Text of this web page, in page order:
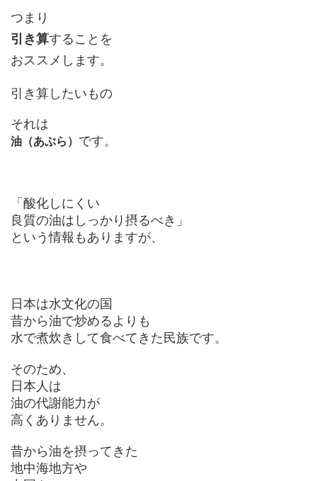
つまり
引き算することを
おススメします。
引き算したいもの
それは
油（あぶら） です。
「酸化しにくい
良質の油はしっかり摂るべき」
という情報もありますが、
日本は水文化の国
昔から油で炒めるよりも
水で煮炊きして食べてきた民族です。
そのため、
日本人は
油の代謝能力が
高くありません。
昔から油を摂ってきた
地中海地方や